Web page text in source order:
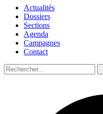
Actualités
Dossiers
Sections
Agenda
Campagnes
Contact